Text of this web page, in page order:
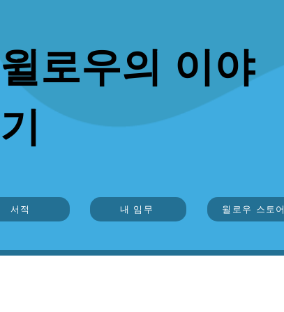
윌로우의 이야
기
서적 내 임무 윌로우 스토어